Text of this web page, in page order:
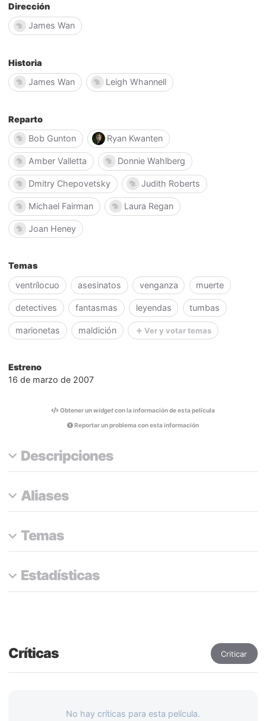
Dirección
James Wan
Historia
James Wan
Leigh Whannell
Reparto
Bob Gunton
Ryan Kwanten
Amber Valletta Donnie Wahlberg
Dmitry Chepovetsky Judith Roberts
Michael Fairman Laura Regan
Joan Heney
Temas
ventrílocuo
asesinatos venganza muerte
detectives fantasmas leyendas tumbas
marionetas maldición Ver y votar temas
Estreno
16 de marzo de 2007
Obtener unwidgetcon la información de esta película
Reportar un problema con esta información
Descripciones
Aliases
Temas
Estadísticas
Críticas Criticar
No hay críticas para esta película.